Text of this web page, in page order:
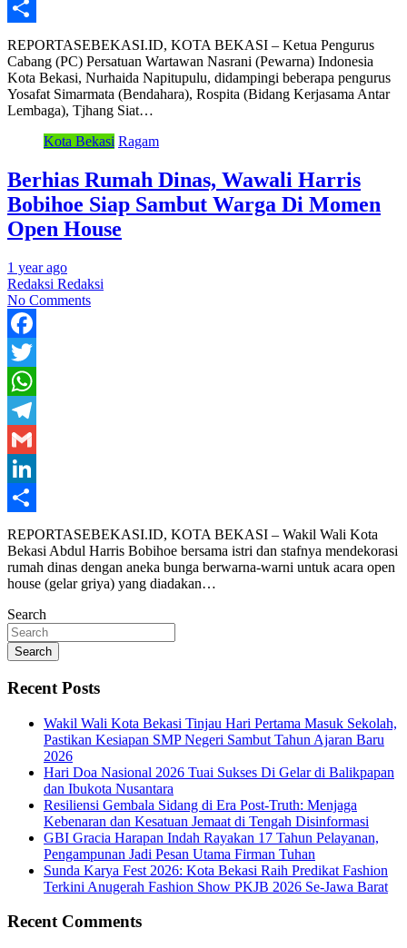
LinkedIn
Share
REPORTASEBEKASI.ID, KOTA BEKASI – Ketua Pengurus
Cabang (PC) Persatuan Wartawan Nasrani (Pewarna) Indonesia
Kota Bekasi, Nurhaida Napitupulu, didampingi beberapa pengurus
Yosafat Simarmata (Bendahara), Rospita (Bidang Kerjasama Antar
Lembaga), Tjhang Siat…
Kota Bekasi Ragam
Berhias Rumah Dinas, Wawali Harris
Bobihoe Siap Sambut Warga Di Momen
Open House
1 year ago
Redaksi Redaksi
No Comments
Facebook
Twitter
WhatsApp
Telegram
Gmail
LinkedIn
Share
REPORTASEBEKASI.ID, KOTA BEKASI – Wakil Wali Kota
Bekasi Abdul Harris Bobihoe bersama istri dan stafnya mendekorasi
rumah dinas dengan aneka bunga berwarna-warni untuk acara open
house (gelar griya) yang diadakan…
Search
Search
Recent Posts
Wakil Wali Kota Bekasi Tinjau Hari Pertama Masuk Sekolah,
Pastikan Kesiapan SMP Negeri Sambut Tahun Ajaran Baru
2026
Hari Doa Nasional 2026 Tuai Sukses Di Gelar di Balikpapan
dan Ibukota Nusantara
Resiliensi Gembala Sidang di Era Post-Truth: Menjaga
Kebenaran dan Kesatuan Jemaat di Tengah Disinformasi
GBI Gracia Harapan Indah Rayakan 17 Tahun Pelayanan,
Pengampunan Jadi Pesan Utama Firman Tuhan
Sunda Karya Fest 2026: Kota Bekasi Raih Predikat Fashion
Terkini Anugerah Fashion Show PKJB 2026 Se-Jawa Barat
Recent Comments